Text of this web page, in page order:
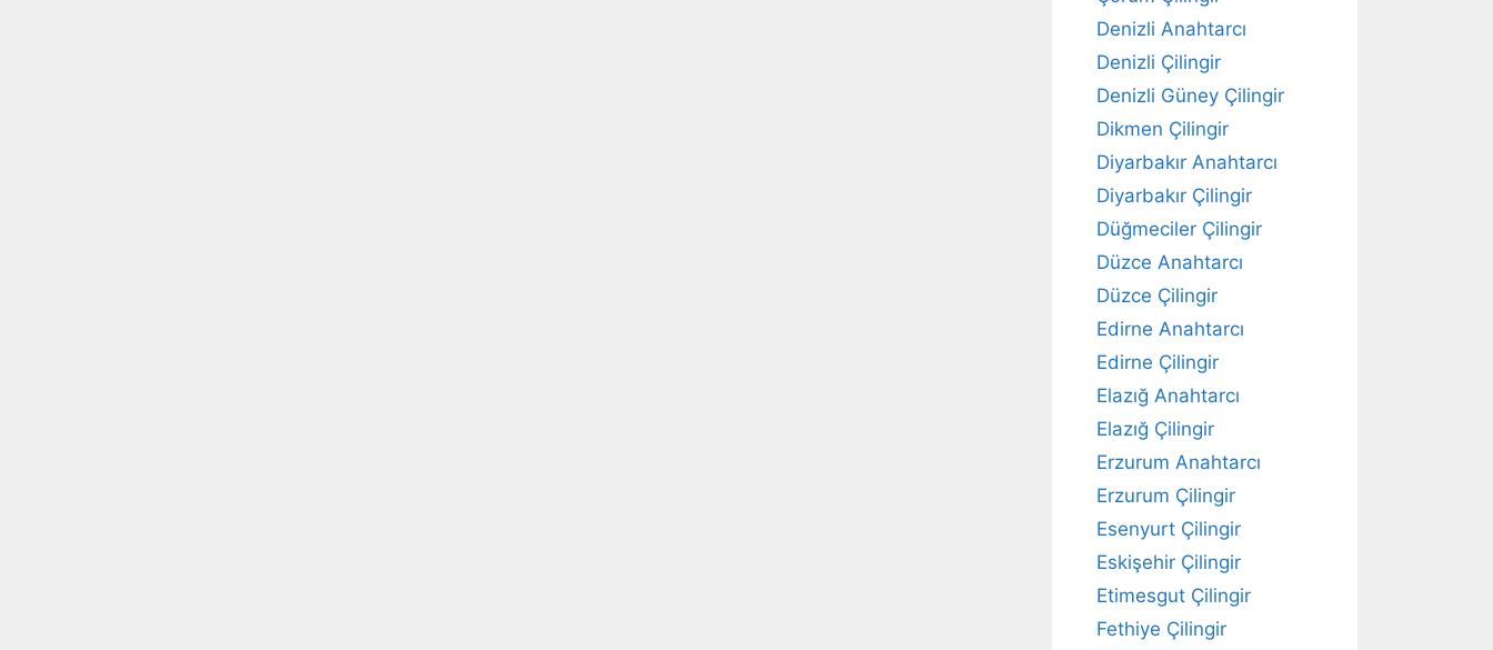
Denizli Anahtarcı
Denizli Çilingir
Denizli Güney Çilingir
Dikmen Çilingir
Diyarbakır Anahtarcı
Diyarbakır Çilingir
Düğmeciler Çilingir
Düzce Anahtarcı
Düzce Çilingir
Edirne Anahtarcı
Edirne Çilingir
Elazığ Anahtarcı
Elazığ Çilingir
Erzurum Anahtarcı
Erzurum Çilingir
Esenyurt Çilingir
Eskişehir Çilingir
Etimesgut Çilingir
Fethiye Çilingir